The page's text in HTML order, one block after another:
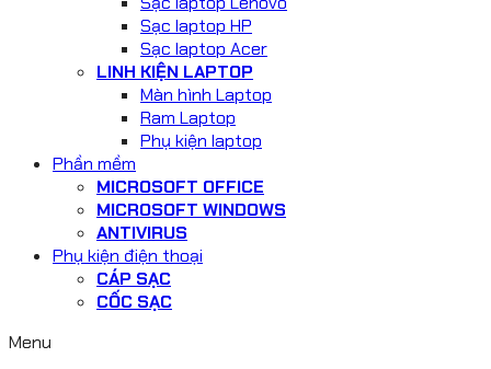
Sạc laptop HP
Sạc laptop Acer
LINH KIỆN LAPTOP
Màn hình Laptop
Ram Laptop
Phụ kiện laptop
Phần mềm
MICROSOFT OFFICE
MICROSOFT WINDOWS
ANTIVIRUS
Phụ kiện điện thoại
CÁP SẠC
CỐC SẠC
Menu